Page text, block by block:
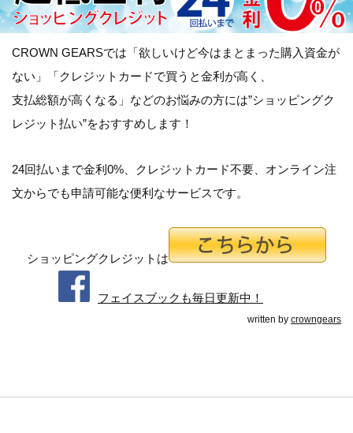
CROWN GEARSでは「欲しいけど今はまとまった購入資金が
ない 」「クレジットカードで買うと金利が高く、
支払総額が高くなる 」などのお悩みの方には”ショッピングク
レジット払い”をおすすめします！
24回払いまで金利0%、クレジットカード不要、オンライン注
文からでも申請可能な便利なサービスです。
ショッピングクレジットは
フェイスブックも毎日更新中！
written by crowngears